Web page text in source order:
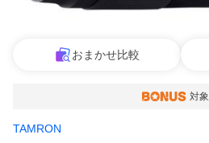
おまかせ比較
対象
TAMRON